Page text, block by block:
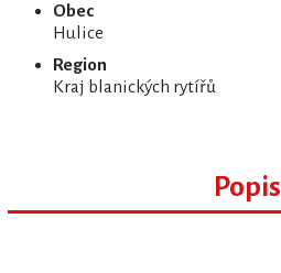
Obec
Hulice
Region
Kraj blanických rytířů
Popis